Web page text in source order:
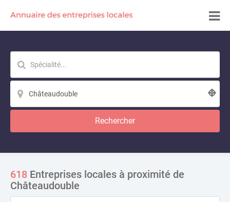
Rechercher
618 Entreprises locales à proximité de
Châteaudouble